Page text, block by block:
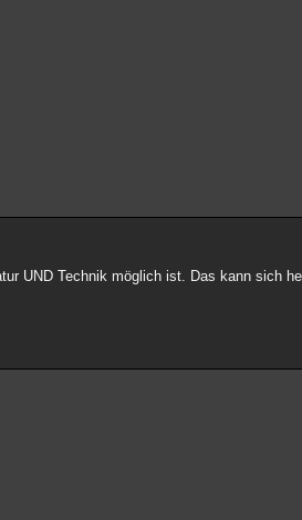
UND Technik möglich ist. Das kann sich